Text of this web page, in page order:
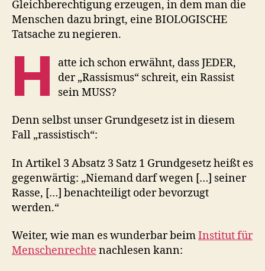
Gleichberechtigung erzeugen, in dem man die
Menschen dazu bringt, eine BIOLOGISCHE
Tatsache zu negieren.
H
atte ich schon erwähnt, dass JEDER,
der „Rassismus“ schreit, ein Rassist
sein MUSS?
Denn selbst unser Grundgesetz ist in diesem
Fall „rassistisch“:
In Artikel 3 Absatz 3 Satz 1 Grundgesetz heißt es
gegenwärtig: „Niemand darf wegen […] seiner
Rasse, […] benachteiligt oder bevorzugt
werden.“
Weiter, wie man es wunderbar beimInstitut für
Menschenrechte nachlesen kann: